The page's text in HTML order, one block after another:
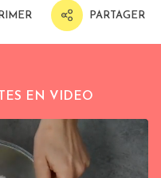
PARTAGER
EN VIDEO